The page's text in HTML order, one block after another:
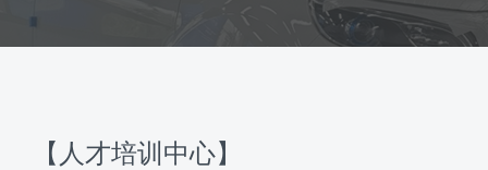
【人才培训中心】